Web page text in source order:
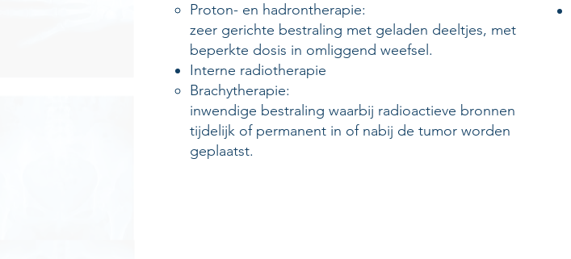
Proton- en hadrontherapie:
zeer gerichte bestraling met geladen deeltjes, met
beperkte dosis in omliggend weefsel.​​
Interne radiotherapie
Brachytherapie:
​inwendige bestraling waarbij radioactieve bronnen
tijdelijk of permanent in of nabij de tumor worden
geplaatst.